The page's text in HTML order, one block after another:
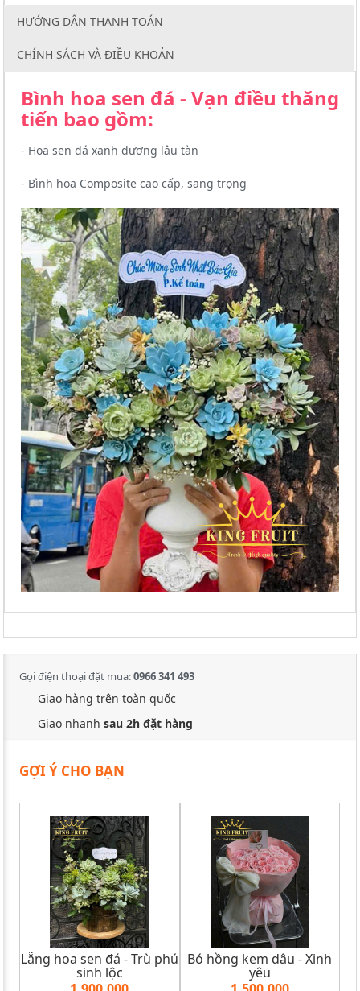
HƯỚNG DẪN THANH TOÁN
CHÍNH SÁCH VÀ ĐIỀU KHOẢN
Bình hoa sen đá - Vạn điều thăng
tiến bao gồm:
- Hoa sen đá xanh dương lâu tàn
- Bình hoa Composite cao cấp, sang trọng
Gọi điện thoại đặt mua:0966 341 493
Giao hàng trên toàn quốc
Giao nhanh sau 2h đặt hàng
GỢI Ý CHO BẠN
Lẵng hoa sen đá - Trù phú
sinh lộc
Bó hồng kem dâu - Xinh
yêu